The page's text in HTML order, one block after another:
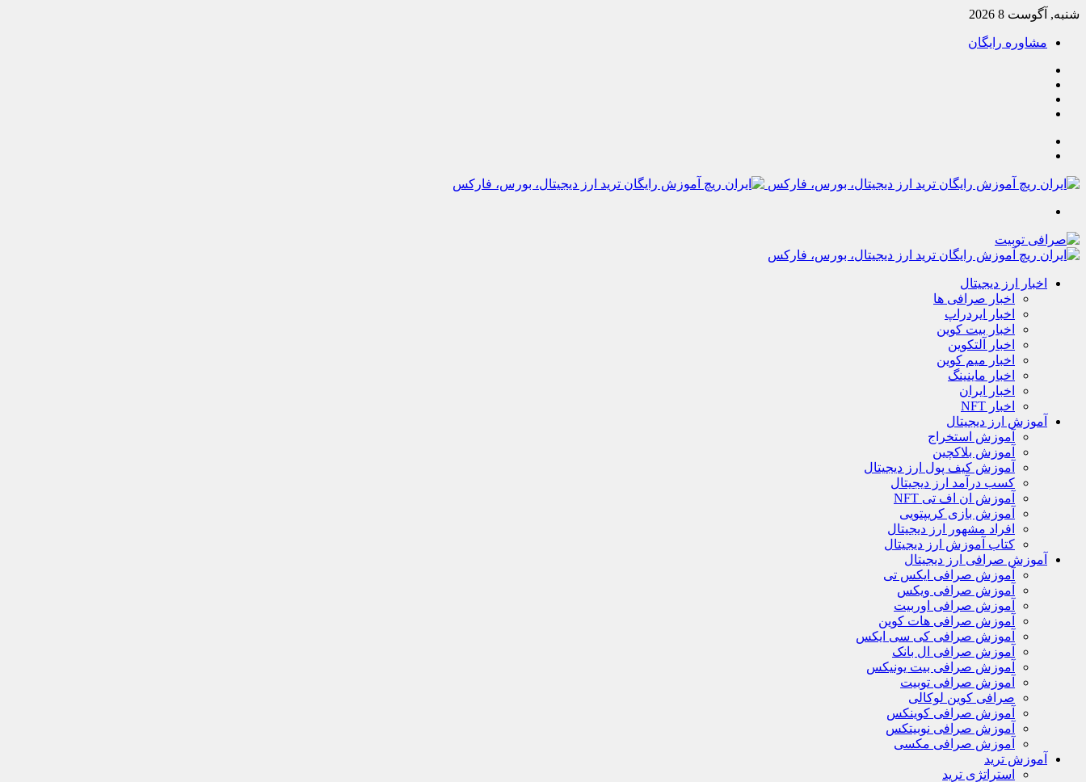
شنبه, آگوست 8 2026
مشاوره رایگان
اخبار ارز دیجیتال
اخبار صرافی ها
اخبار ایردراپ
اخبار بیت کوین
اخبار آلتکوین
اخبار میم کوین
اخبار ماینینگ
اخبار ایران
اخبار NFT
آموزش ارز دیجیتال
آموزش استخراج
آموزش بلاکچین
آموزش کیف پول ارز دیجیتال
کسب درآمد ارز دیجیتال
آموزش ان اف تی NFT
آموزش بازی کریپتویی
افراد مشهور ارز دیجیتال
کتاب آموزش ارز دیجیتال
آموزش صرافی ارز دیجیتال
آموزش صرافی ایکس تی
آموزش صرافی ویکس
آموزش صرافی اوربیت
آموزش صرافی هات کوین
آموزش صرافی کی سی ایکس
آموزش صرافی ال بانک
آموزش صرافی بیت یونیکس
آموزش صرافی توبیت
صرافی کوین لوکالی
آموزش صرافی کوینکس
آموزش صرافی نوبیتکس
آموزش صرافی مکسی
آموزش ترید
استراتژی‌ ترید